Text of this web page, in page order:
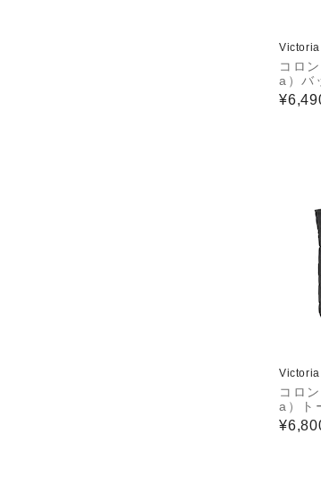
コロ
a）バ
ク 登
ッス
コロ
a）ト
ク バ
トス